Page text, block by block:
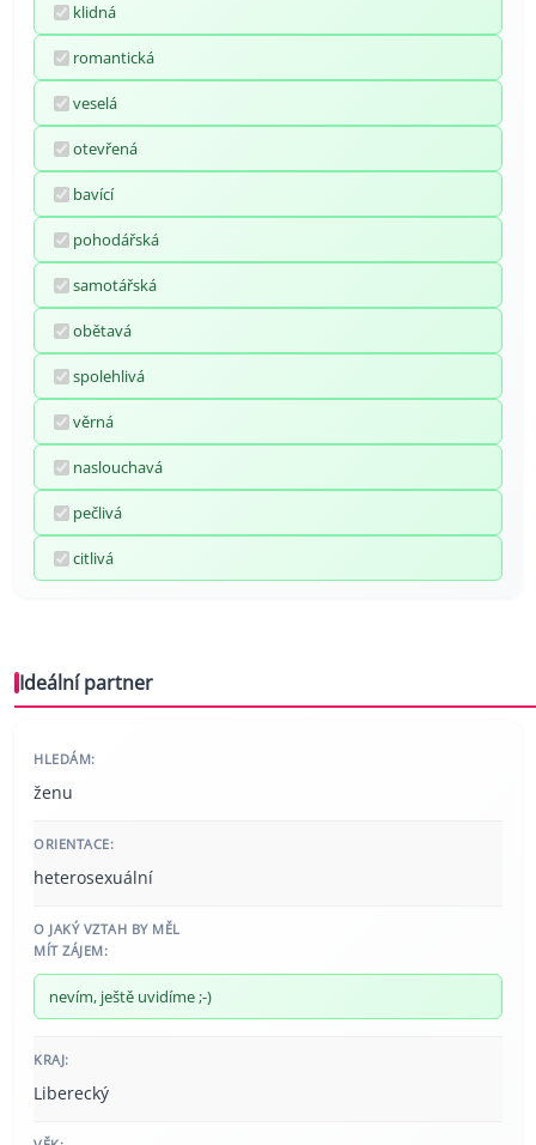
klidná
romantická
veselá
otevřená
bavící
pohodářská
samotářská
obětavá
spolehlivá
věrná
naslouchavá
pečlivá
citlivá
Ideální partner
HLEDÁM:
ženu
ORIENTACE:
heterosexuální
O JAKÝ VZTAH BY MĚL
MÍT ZÁJEM:
nevím, ještě uvidíme ;-)
KRAJ:
Liberecký